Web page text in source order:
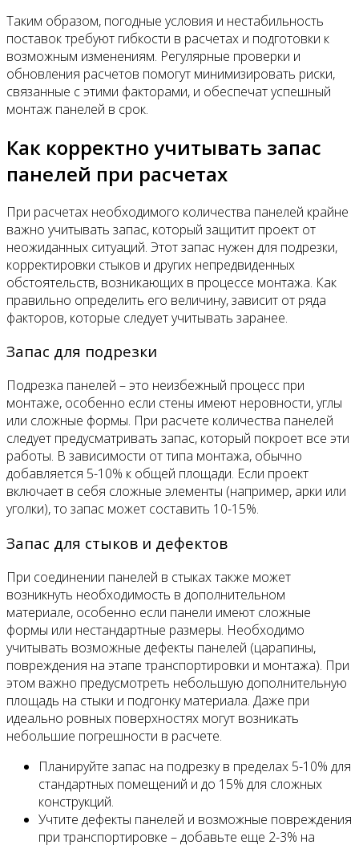
Таким образом, погодные условия и нестабильность
поставок требуют гибкости в расчетах и подготовки к
возможным изменениям. Регулярные проверки и
обновления расчетов помогут минимизировать риски,
связанные с этими факторами, и обеспечат успешный
монтаж панелей в срок.
Как корректно учитывать запас
панелей при расчетах
При расчетах необходимого количества панелей крайне
важно учитывать запас, который защитит проект от
неожиданных ситуаций. Этот запас нужен для подрезки,
корректировки стыков и других непредвиденных
обстоятельств, возникающих в процессе монтажа. Как
правильно определить его величину, зависит от ряда
факторов, которые следует учитывать заранее.
Запас для подрезки
Подрезка панелей – это неизбежный процесс при
монтаже, особенно если стены имеют неровности, углы
или сложные формы. При расчете количества панелей
следует предусматривать запас, который покроет все эти
работы. В зависимости от типа монтажа, обычно
добавляется 5-10% к общей площади. Если проект
включает в себя сложные элементы (например, арки или
уголки), то запас может составить 10-15%.
Запас для стыков и дефектов
При соединении панелей в стыках также может
возникнуть необходимость в дополнительном
материале, особенно если панели имеют сложные
формы или нестандартные размеры. Необходимо
учитывать возможные дефекты панелей (царапины,
повреждения на этапе транспортировки и монтажа). При
этом важно предусмотреть небольшую дополнительную
площадь на стыки и подгонку материала. Даже при
идеально ровных поверхностях могут возникать
небольшие погрешности в расчете.
Планируйте запас на подрезку в пределах 5-10% для
стандартных помещений и до 15% для сложных
конструкций.
Учтите дефекты панелей и возможные повреждения
при транспортировке – добавьте еще 2-3% на